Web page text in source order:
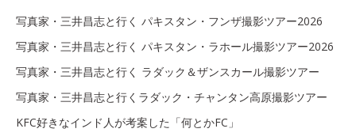
写真家・三井昌志と行く パキスタン・フンザ撮影ツアー2026
写真家・三井昌志と行く パキスタン・ラホール撮影ツアー2026
写真家・三井昌志と行く ラダック＆ザンスカール撮影ツアー
写真家・三井昌志と行くラダック・チャンタン高原撮影ツアー
KFC好きなインド人が考案した「何とかFC」